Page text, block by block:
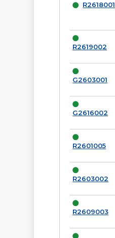
R2618001
R2619002
G2603001
G2616002
R2601005
R2603002
R2609003